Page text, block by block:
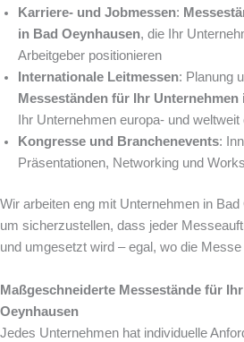
Karriere- und Jobmessen:
in Bad Oeynhausen, die Ihr
Arbeitgeber positionieren
Internationale Leitmessen: Planung
Messeständen für Ihr Unternehmen
Ihr Unternehmen europa- und
Kongresse und Branchenevents:
Präsentationen, Networking und
Wir arbeiten eng mit Unternehmen in
um sicherzustellen, dass jeder
und umgesetzt wird – egal, wo die Messe
Maßgeschneiderte Messestände für
Oeynhausen
Jedes Unternehmen hat individuelle